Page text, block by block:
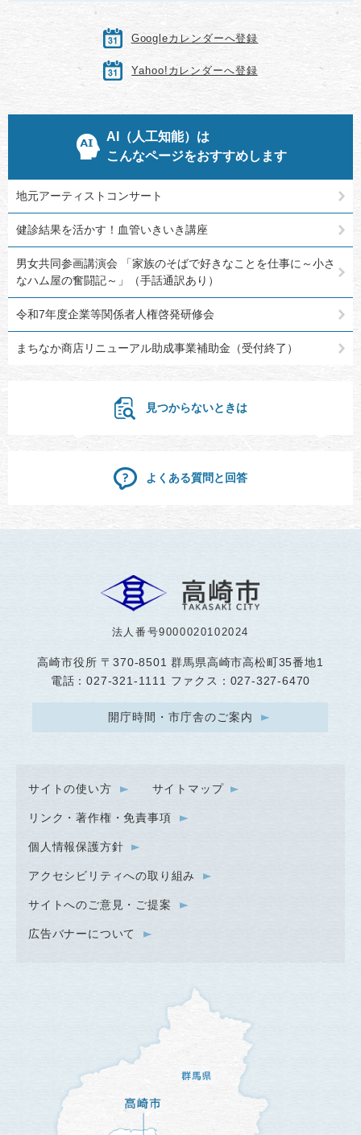
Googleカレンダーへ登録
Yahoo!カレンダーへ登録
AI（人工知能）は
こんなページをおすすめします
地元アーティストコンサート
健診結果を活かす！血管いきいき講座
男女共同参画講演会 「家族のそばで好きなことを仕事に～小さ
なハム屋の奮闘記～」（手話通訳あり）
令和7年度企業等関係者人権啓発研修会
まちなか商店リニューアル助成事業補助金（受付終了）
見つからないときは
よくある質問と回答
法人番号9000020102024
高崎市役所 〒370-8501 群馬県高崎市高松町35番地1
電話：027-321-1111 ファクス：027-327-6470
開庁時間・市庁舎のご案内
サイトの使い方 サイトマップ
リンク・著作権・免責事項
個人情報保護方針
アクセシビリティへの取り組み
サイトへのご意見・ご提案
広告バナーについて